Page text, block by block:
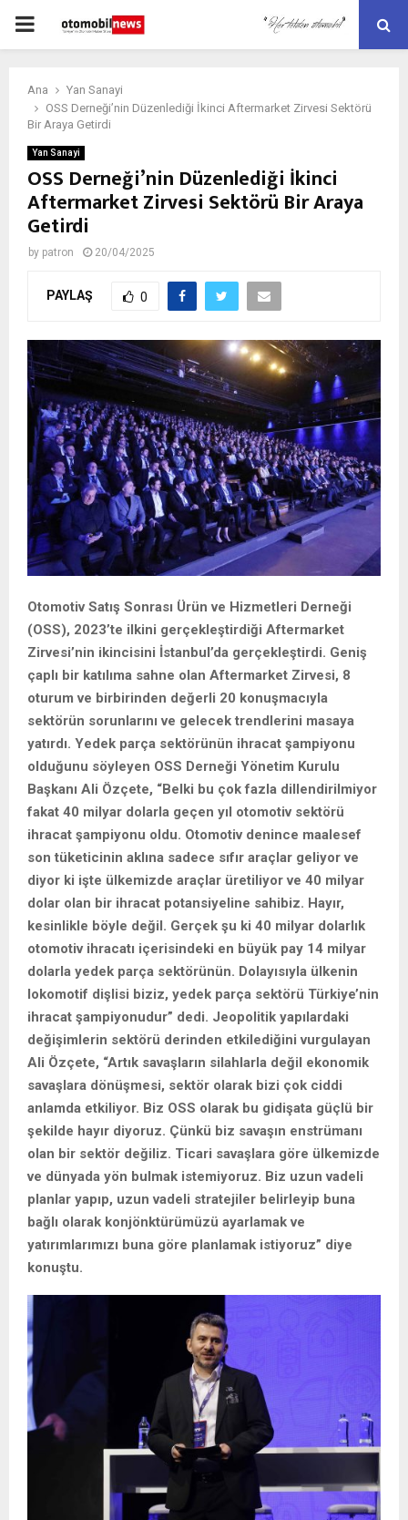
PRIMARY
Ana
Yan Sanayi
OSS Derneği’nin Düzenlediği İkinci Aftermarket Zirvesi Sektörü
Bir Araya Getirdi
Yan Sanayi
OSS Derneği’nin Düzenlediği İkinci
Aftermarket Zirvesi Sektörü Bir Araya
Getirdi
by patron 20/04/2025
PAYLAŞ 0
Otomotiv Satış Sonrası Ürün ve Hizmetleri Derneği
(OSS), 2023’te ilkini gerçekleştirdiği Aftermarket
Zirvesi’nin ikincisini İstanbul’da gerçekleştirdi. Geniş
çaplı bir katılıma sahne olan Aftermarket Zirvesi, 8
oturum ve birbirinden değerli 20 konuşmacıyla
sektörün sorunlarını ve gelecek trendlerini masaya
yatırdı. Yedek parça sektörünün ihracat şampiyonu
olduğunu söyleyen OSS Derneği Yönetim Kurulu
Başkanı Ali Özçete, “Belki bu çok fazla dillendirilmiyor
fakat 40 milyar dolarla geçen yıl otomotiv sektörü
ihracat şampiyonu oldu. Otomotiv denince maalesef
son tüketicinin aklına sadece sıfır araçlar geliyor ve
diyor ki işte ülkemizde araçlar üretiliyor ve 40 milyar
dolar olan bir ihracat potansiyeline sahibiz. Hayır,
kesinlikle böyle değil. Gerçek şu ki 40 milyar dolarlık
otomotiv ihracatı içerisindeki en büyük pay 14 milyar
dolarla yedek parça sektörünün. Dolayısıyla ülkenin
lokomotif dişlisi biziz, yedek parça sektörü Türkiye’nin
ihracat şampiyonudur” dedi. Jeopolitik yapılardaki
değişimlerin sektörü derinden etkilediğini vurgulayan
Ali Özçete, “Artık savaşların silahlarla değil ekonomik
savaşlara dönüşmesi, sektör olarak bizi çok ciddi
anlamda etkiliyor. Biz OSS olarak bu gidişata güçlü bir
şekilde hayır diyoruz. Çünkü biz savaşın enstrümanı
olan bir sektör değiliz. Ticari savaşlara göre ülkemizde
ve dünyada yön bulmak istemiyoruz. Biz uzun vadeli
planlar yapıp, uzun vadeli stratejiler belirleyip buna
bağlı olarak konjönktürümüzü ayarlamak ve
yatırımlarımızı buna göre planlamak istiyoruz” diye
konuştu.